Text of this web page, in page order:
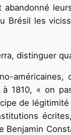
Brésil les
distinguer
1810, « on
de